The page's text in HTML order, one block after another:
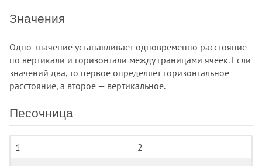
Значения
Одно значение устанавливает одновременно расстояние
по вертикали и горизонтали между границами ячеек. Если
значений два, то первое определяет горизонтальное
расстояние, а второе — вертикальное.
Песочница
1
2
::before
::first-letter
::first-line
::grammar-error
::marker
::selection
::spelling-error
:active